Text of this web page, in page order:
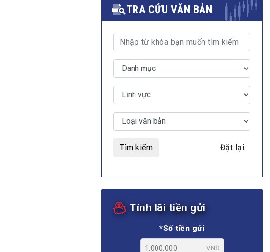
MULTIMEDIA
Video
E-magazines
TRA CỨU VĂN BẢN
Tìm kiếm Đặt lại
Tính lãi tiền gửi
*Số tiền gửi
VNĐ